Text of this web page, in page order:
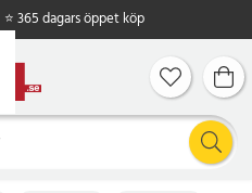
⭐ 365 dagars öppet köp